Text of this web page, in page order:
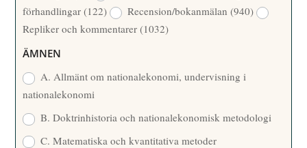
T
A
R
förhandlingar(122) Recension/bokanmälan(940)
Repliker och kommentarer(1032)
ÄMNEN
A. Allmänt om nationalekonomi, undervisning i
nationalekonomi
B. Doktrinhistoria och nationalekonomisk metodologi
C. Matematiska och kvantitativa metoder